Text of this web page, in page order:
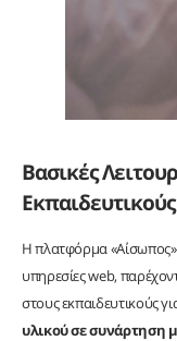
Βασικές
Εκπαιδευτικούς
Η πλατφόρμα «Αίσωπος»
υπηρεσίες web,
στους εκπαιδευτικούς
υλικού σε συνάρτηση